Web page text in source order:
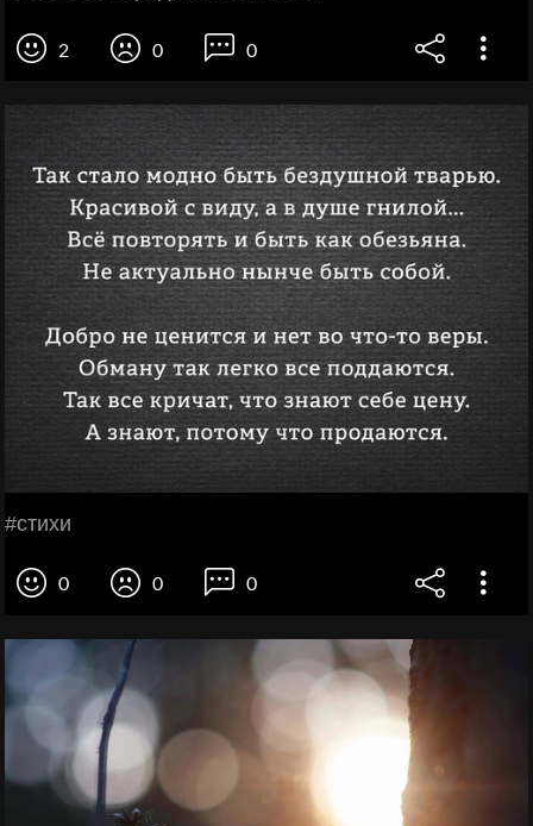
2 0 0
#стихи
0 0 0